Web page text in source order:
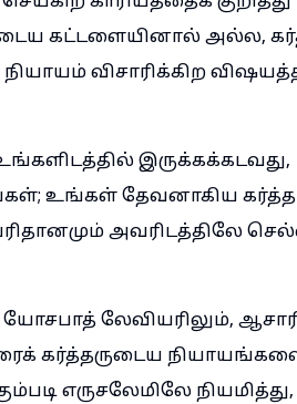
கட்டளையினால் அல்ல,
விசாரிக்கிற
இருக்கக்கடவது,
உங்கள் தேவனாகிய
அவரிடத்திலே
லேவியரிலும்,
கர்த்தருடைய
எருசலேமிலே நியமித்து,